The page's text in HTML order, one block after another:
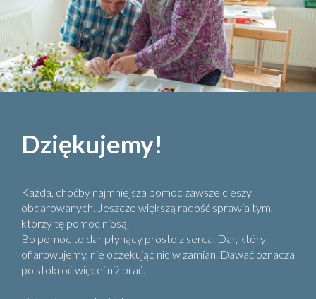
Dziękujemy!
Każda, choćby najmniejsza pomoc zawsze cieszy
obdarowanych. Jeszcze większą radość sprawia tym,
którzy tę pomoc niosą.
Bo pomoc to dar płynący prosto z serca. Dar, który
ofiarowujemy, nie oczekując nic w zamian. Dawać oznacza
po stokroć więcej niż brać.